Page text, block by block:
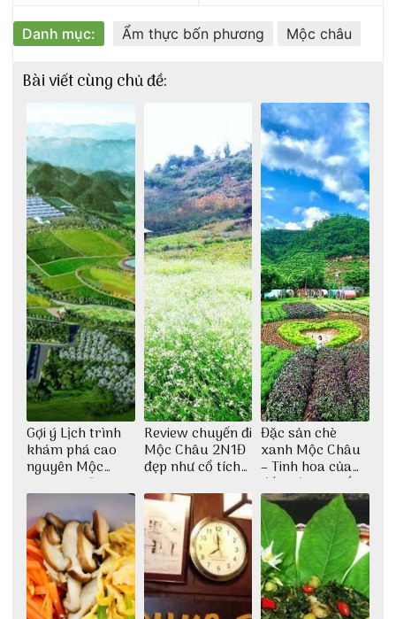
Danh mục: Ẩm thực bốn phương Mộc châu
Bài viết cùng chủ đề:
Gợi ý Lịch trình
khám phá cao
nguyên Mộc
Châu 2N1Đ cực
chi tiết
Review chuyến đi
Mộc Châu 2N1Đ
đẹp như cổ tích
Thu Hà
Đặc sản chè
xanh Mộc Châu
– Tinh hoa của
đất trời Tây Bắc